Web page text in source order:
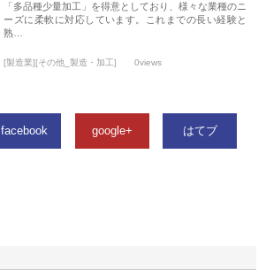
「多品種少量加工」を得意としており、様々な業種のニ
ーズに柔軟に対応しています。これまでの長い経験と
熟…
[製造業][その他_製造・加工] 0views
facebook google+ はてブ